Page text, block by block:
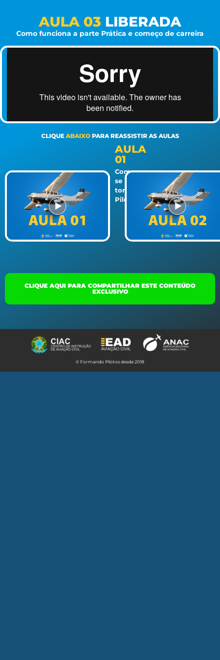
AULA 03 LIBERADA
Como funciona a parte Prática e começo de carreira
CLIQUE ABAIXOPARA REASSISTIR AS AULAS
AULA
01
Como
se
tornar
Piloto
CLIQUE AQUI PARA COMPARTILHAR ESTE CONTEÚDO
EXCLUSIVO
© Formando Pilotos desde 2018